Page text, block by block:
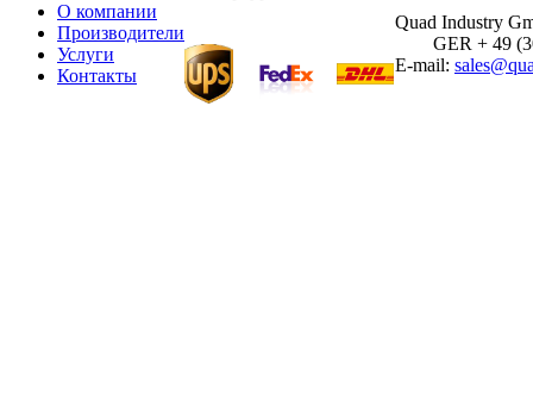
О компании
Производители
Услуги
Контакты
Quad Industry
GER + 49
E-mail: